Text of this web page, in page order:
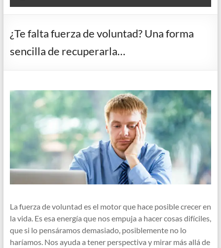
¿Te falta fuerza de voluntad? Una forma
sencilla de recuperarla…
La fuerza de voluntad es el motor que hace posible crecer en
la vida. Es esa energía que nos empuja a hacer cosas difíciles,
que si lo pensáramos demasiado, posiblemente no lo
haríamos. Nos ayuda a tener perspectiva y mirar más allá de